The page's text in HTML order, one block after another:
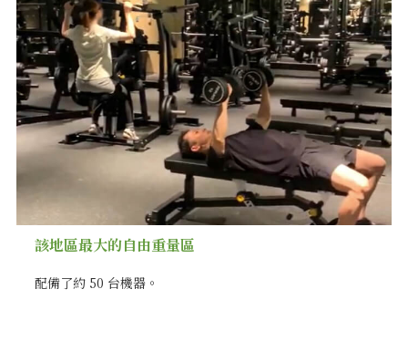
該地區最大的自由重量區
配備了約 50 台機器。